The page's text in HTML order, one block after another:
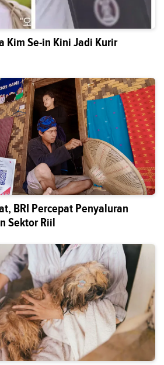
Kim Se-in Kini Jadi Kurir
BRI Percepat Penyaluran
Sektor Riil